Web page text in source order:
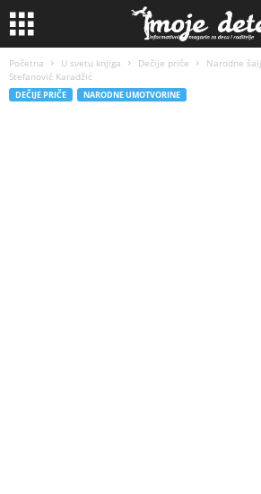
Početna U svetu knjiga Dečije priče
Narodne
Stefanović Karadžić
DEČIJE PRIČE NARODNE UMOTVORINE